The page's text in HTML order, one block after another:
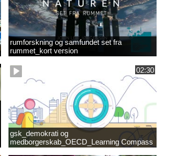
rumforskning og samfundet set fra
rummet_kort version
02:30
gsk_demokrati og
medborgerskab_OECD_Learning Compass
2030